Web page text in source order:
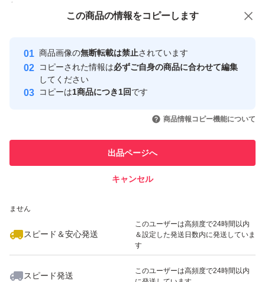
刃付き本体2本をまるっと緩衝材で包み
→硬めの袋に入れ発送致します
ご了承の上ご検討下さいませ！
こちらも全て未使用の新品でお包みします
金土日祝日にご購入された場合、
翌郵便局営業日以降の発送となります
#Costco
#ハイドロ
付与しています
安心取引出品者
心・安全なユーザーです
取引実績
引を完了させた実績があります
での取引実績があります
ません
スピード＆安心発送
このユーザーは高頻度で24時間以内
＆設定した発送日数内に発送していま
す
スピード発送
このユーザーは高頻度で24時間以内
この商品の情報をコピーします
商品画像の無断転載は禁止されています
コピーされた情報は必ずご自身の商品に合わせて編集
してください
コピーは1商品につき1回です
商品情報コピー機能について
出品ページへ
キャンセル
この商品をみている人にオススメ